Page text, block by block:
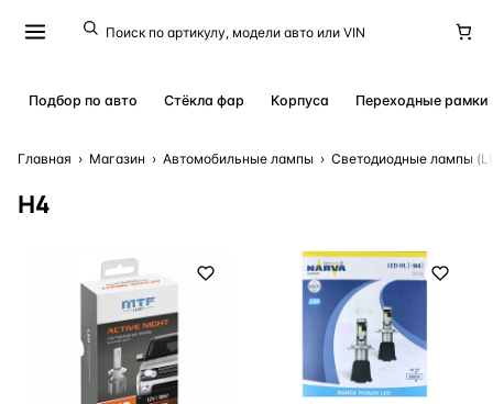
Подбор по авто Стёкла фар Корпуса Переходные рамки
Главная › Магазин › Автомобильные лампы › Светодиодные лампы
H4